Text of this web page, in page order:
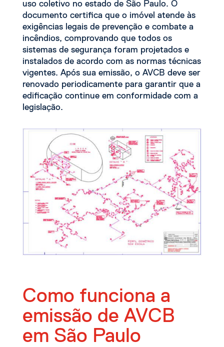
uso coletivo no estado de São Paulo. O
documento certifica que o imóvel atende às
exigências legais de prevenção e combate a
incêndios, comprovando que todos os
sistemas de segurança foram projetados e
instalados de acordo com as normas técnicas
vigentes. Após sua emissão, o AVCB deve ser
renovado periodicamente para garantir que a
edificação continue em conformidade com a
legislação.
Como funciona a
emissão de AVCB
em São Paulo